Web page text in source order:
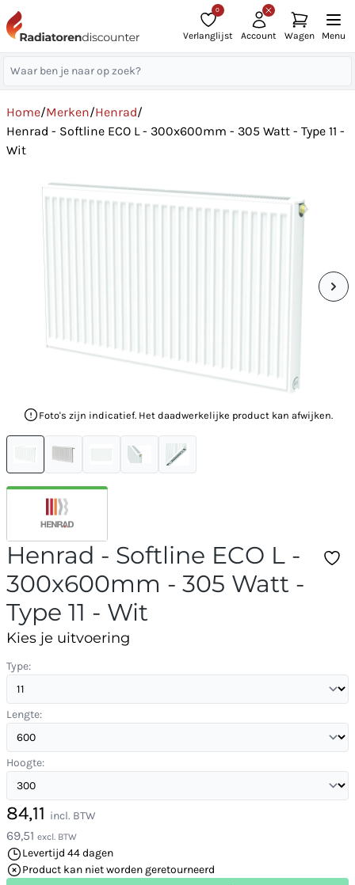
0
Verlanglijst Account Wagen Menu
Home/Merken/Henrad/
Henrad - Softline ECO L - 300x600mm - 305 Watt - Type 11 -
Wit
Foto's zijn indicatief. Het daadwerkelijke product kan afwijken.
Henrad - Softline ECO L -
300x600mm - 305 Watt -
Type 11 - Wit
Kies je uitvoering
Type:
Lengte:
Hoogte:
84,11 incl. BTW
69,51 excl. BTW
Levertijd 44 dagen
Product kan niet worden geretourneerd